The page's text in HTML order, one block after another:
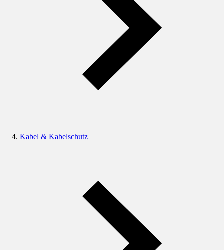
Kabel & Kabelschutz